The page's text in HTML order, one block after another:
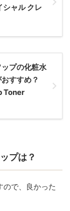
シャル クレ
ップの化粧水
すすめ？
Toner
プは？
ので、良かった